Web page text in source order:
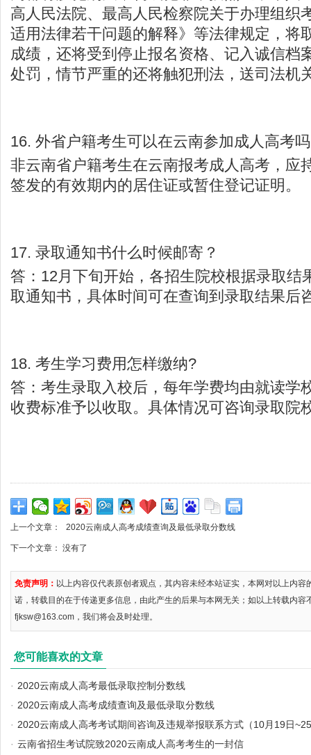
高人民法院、最高人民检察院关于办理组织
适用法律若干问题的解释》等法律规定，将
成绩，还将受到停止报名资格、记入诚信档
处罚，情节严重的还将触犯刑法，送司法机
16. 外省户籍考生可以在云南参加成人高考
非云南省户籍考生在云南报考成人高考，应
签发的有效期内的居住证或暂住登记证明。
17. 录取通知书什么时候邮寄？
答：12月下旬开始，各招生院校根据录取结
取通知书，具体时间可在查询到录取结果后
18. 考生学习费用怎样缴纳?
答：考生录取入校后，每年学费均由就读学
收费标准予以收取。具体情况可咨询录取院
上一个文章： 2020云南成人高考成绩查询及最低录取分数线
下一个文章： 没有了
免责声明： 以上内容仅代表原创者观点，其内容未经本站证实，本网对以上内
诺，转载目的在于传递更多信息，由此产生的后果与本网无关；如以上转载内容
fjksw@163.com，我们将会及时处理。
您可能喜欢的文章
· 2020云南成人高考最低录取控制分数线
· 2020云南成人高考成绩查询及最低录取分数线
· 2020云南成人高考考试期间咨询及违规举报联系方式（10月19日
· 云南省招生考试院致2020云南成人高考考生的一封信